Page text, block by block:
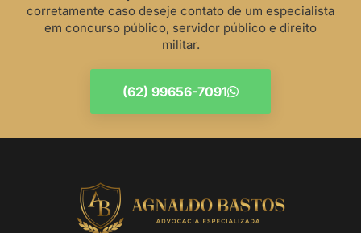
corretamente caso deseje contato de um especialista
em concurso público, servidor público e direito
militar.
(62) 99656-7091